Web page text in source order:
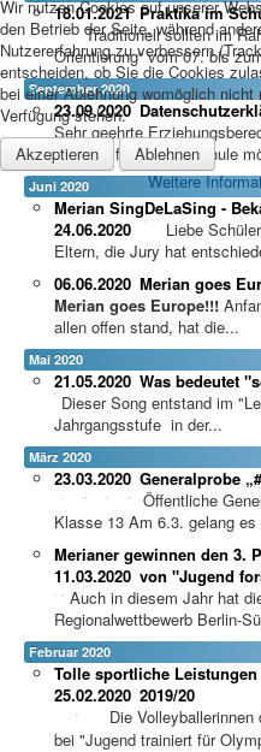
Praktika im
18.01.2021
Traditionell sollten im
Orientierung“ vom 07. bis
September 2020
23.09.2020
Sehr geehrte
Schüler, für unsere Schule
Juni 2020
Merian SingDeLaSing -
24.06.2020
Liebe
Eltern, die Jury hat
Merian goes
06.06.2020
Merian goes Europe!!!
allen offen stand, hat die...
Mai 2020
Was bedeutet
21.05.2020
Dieser Song entstand im
Jahrgangsstufe in der...
März 2020
Generalprobe
23.03.2020
Öffentliche
Klasse 13 Am 6.3. gelang
Merianer gewinnen den 3.
von "Jugend
11.03.2020
Auch in diesem Jahr hat
Regionalwettbewerb Berlin-
Februar 2020
Tolle sportliche
2019/20
25.02.2020
Die Volleyballerinnen
bei "Jugend trainiert für
Wir nutzen Cookies auf unserer
den Betrieb der Seite, während
Nutzererfahrung zu verbessern
entscheiden, ob Sie die Cookies
bei einer Ablehnung womöglich
Verfügung stehen.
Akzeptieren
Ablehnen
Weitere